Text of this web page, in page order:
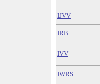
IJVV
IRB
IVV
IWRS